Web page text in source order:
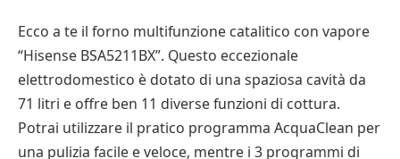
Ecco a te il forno multifunzione catalitico con vapore
“Hisense BSA5211BX”. Questo eccezionale
elettrodomestico è dotato di una spaziosa cavità da
71 litri e offre ben 11 diverse funzioni di cottura.
Potrai utilizzare il pratico programma AcquaClean per
una pulizia facile e veloce, mentre i 3 programmi di